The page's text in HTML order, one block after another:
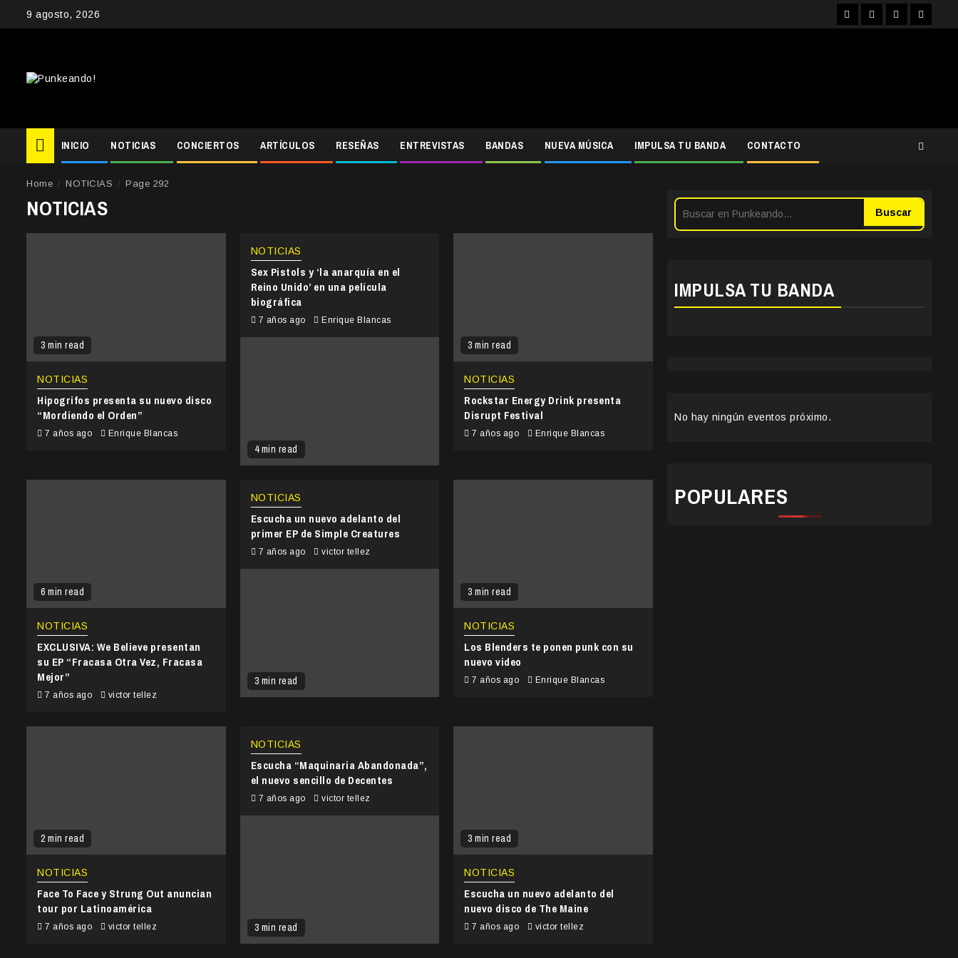
9 agosto, 2026 FacebookInstagram
YouTubeTwitter
INICIO NOTICIAS CONCIERTOS ARTÍCULOS RESEÑAS ENTREVISTAS BANDAS NUEVA MÚSICA IMPULSA TU BANDA CONTACTO
Home NOTICIAS Page 292
NOTICIAS
3 min read
NOTICIAS
Hipogrifos presenta su nuevo disco
“Mordiendo el Orden”
7 años ago Enrique Blancas
4 min read
NOTICIAS
Sex Pistols y ‘la anarquía en el
Reino Unido’ en una película
biográfica
7 años ago Enrique Blancas
3 min read
NOTICIAS
Rockstar Energy Drink presenta
Disrupt Festival
7 años ago Enrique Blancas
6 min read
NOTICIAS
EXCLUSIVA: We Believe presentan
su EP “Fracasa Otra Vez, Fracasa
Mejor”
7 años ago victor tellez
3 min read
NOTICIAS
Escucha un nuevo adelanto del
primer EP de Simple Creatures
7 años ago victor tellez
3 min read
NOTICIAS
Los Blenders te ponen punk con su
nuevo video
7 años ago Enrique Blancas
2 min read
NOTICIAS
Face To Face y Strung Out anuncian
tour por Latinoamérica
7 años ago victor tellez 3 min read
NOTICIAS
Escucha “Maquinaria Abandonada”,
el nuevo sencillo de Decentes
7 años ago victor tellez
3 min read
NOTICIAS
Escucha un nuevo adelanto del
nuevo disco de The Maine
7 años ago victor tellez
Buscar
IMPULSA TU BANDA
No hay ningún eventos próximo.
POPULARES